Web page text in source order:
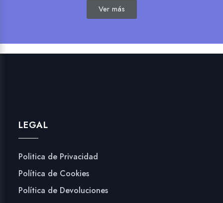
Ver más
LEGAL
Politica de Privacidad
Política de Cookies
Política de Devoluciones